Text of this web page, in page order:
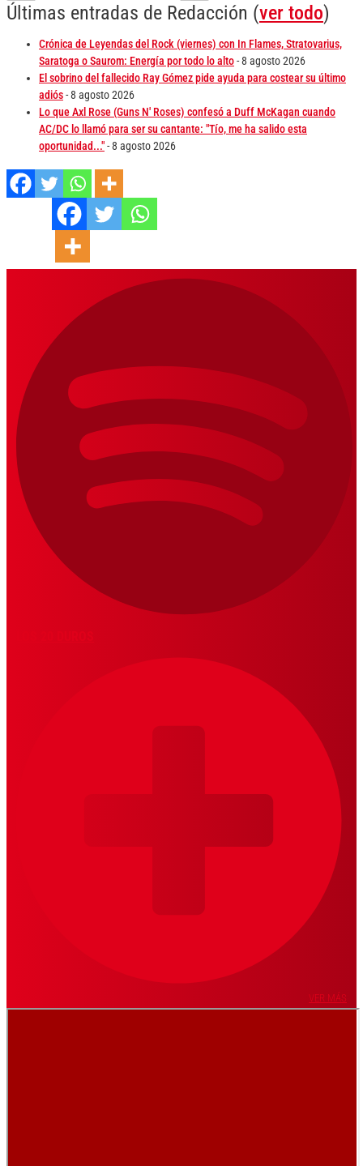
Últimas entradas de Redacción (ver todo)
Crónica de Leyendas del Rock (viernes) con In Flames, Stratovarius,
Saratoga o Saurom: Energía por todo lo alto- 8 agosto 2026
El sobrino del fallecido Ray Gómez pide ayuda para costear su último
adiós- 8 agosto 2026
Lo que Axl Rose (Guns N' Roses) confesó a Duff McKagan cuando
AC/DC lo llamó para ser su cantante: "Tío, me ha salido esta
oportunidad..."- 8 agosto 2026
VER MÁS